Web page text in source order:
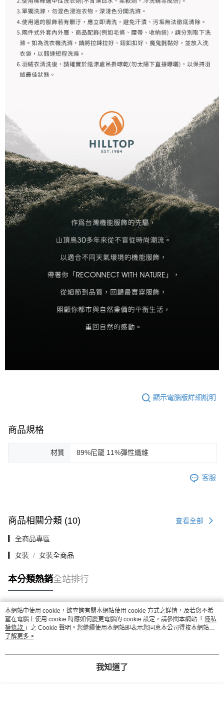
顯示電腦版詳細說明
商品規格
材質 89%尼龍 11%彈性纖維
客服
商品相關分類 (10) 查看全部
▎全商品專區
▎女裝 女裝全商品
本分類熱銷全站排行
熱門標籤
本網站中使用 cookie，欲查詢有關本網站使用 cookie 方式之詳情，及若您不希
望在電腦上使用 cookie 時應如何變更電腦的 cookie 設定，請參閱本網站「 隱私
權條款 」之 Cookie 聲明。您繼續使用本網站即表示您同意本公司得按本網站使
用條款之 Cookie 聲明使用 cookie。
了解更多 >
我知道了